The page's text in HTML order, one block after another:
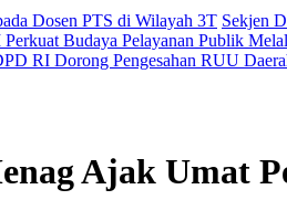
Dosen PTS di Wilayah 3T Sekjen
Budaya Pelayanan Publik
RI Dorong Pengesahan RUU
Ajak Umat